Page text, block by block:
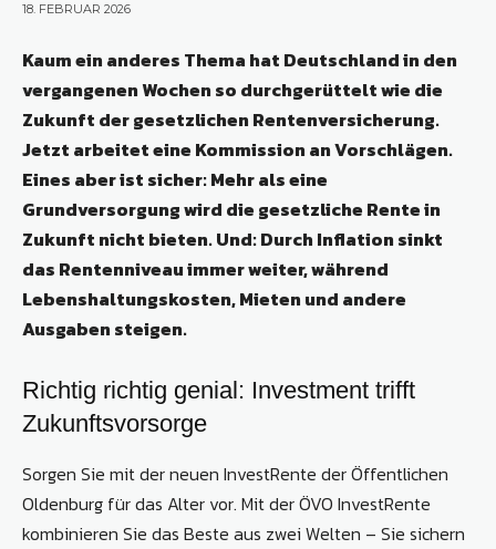
18. FEBRUAR 2026
Kaum ein anderes Thema hat Deutschland in den
vergangenen Wochen so durchgerüttelt wie die
Zukunft der gesetzlichen Rentenversicherung.
Jetzt arbeitet eine Kommission an Vorschlägen.
Eines aber ist sicher: Mehr als eine
Grundversorgung wird die gesetzliche Rente in
Zukunft nicht bieten. Und: Durch Inflation sinkt
das Rentenniveau immer weiter, während
Lebenshaltungskosten, Mieten und andere
Ausgaben steigen.
Richtig richtig genial: Investment trifft
Zukunftsvorsorge
Sorgen Sie mit der neuen InvestRente der Öffentlichen
Oldenburg für das Alter vor. Mit der ÖVO InvestRente
kombinieren Sie das Beste aus zwei Welten – Sie sichern